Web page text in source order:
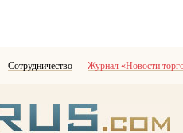
Сотрудничество Журнал «Новости